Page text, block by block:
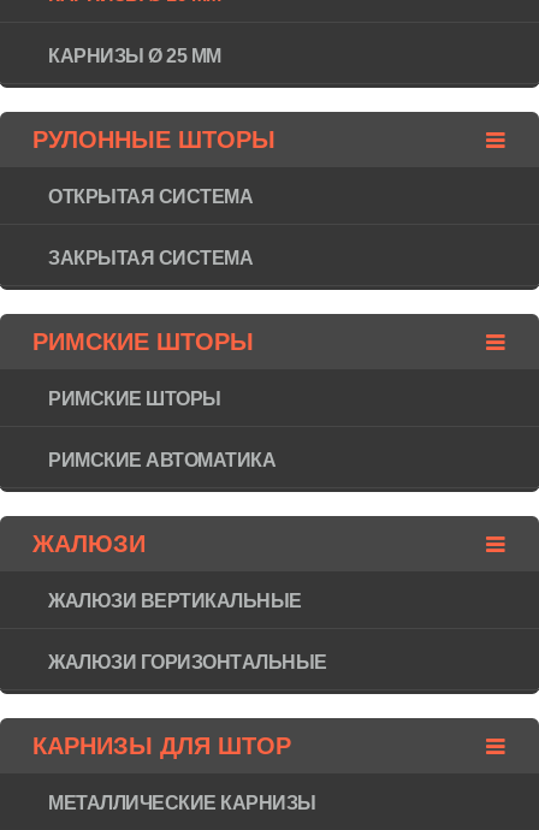
КАРНИЗЫ Ø 25 ММ
РУЛОННЫЕ ШТОРЫ
ОТКРЫТАЯ СИСТЕМА
ЗАКРЫТАЯ СИСТЕМА
РИМСКИЕ ШТОРЫ
РИМСКИЕ ШТОРЫ
РИМСКИЕ АВТОМАТИКА
ЖАЛЮЗИ
ЖАЛЮЗИ ВЕРТИКАЛЬНЫЕ
ЖАЛЮЗИ ГОРИЗОНТAЛЬНЫЕ
КАРНИЗЫ ДЛЯ ШТОР
МЕТАЛЛИЧЕСКИЕ КАРНИЗЫ